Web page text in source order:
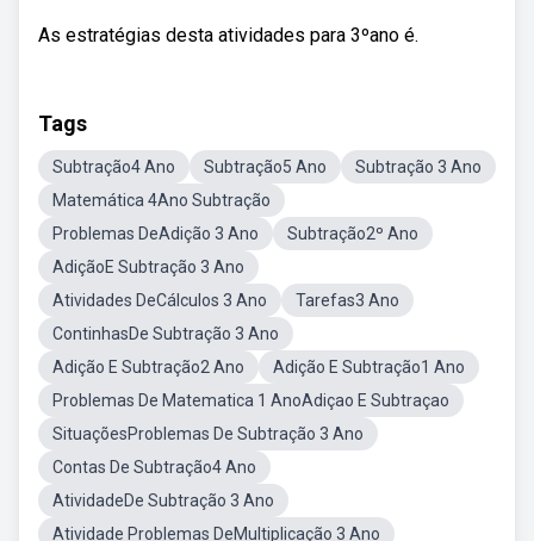
As estratégias desta atividades para 3ºano é.
Tags
Subtração4 Ano Subtração5 Ano
Subtração 3 Ano
Matemática 4Ano Subtração
Problemas DeAdição 3 Ano
Subtração2º Ano
AdiçãoE Subtração 3 Ano
Atividades DeCálculos 3 Ano
Tarefas3 Ano
ContinhasDe Subtração 3 Ano
Adição E Subtração2 Ano
Adição E Subtração1 Ano
Problemas De Matematica 1 AnoAdiçao E Subtraçao
SituaçõesProblemas De Subtração 3 Ano
Contas De Subtração4 Ano
AtividadeDe Subtração 3 Ano
Atividade Problemas DeMultiplicação 3 Ano